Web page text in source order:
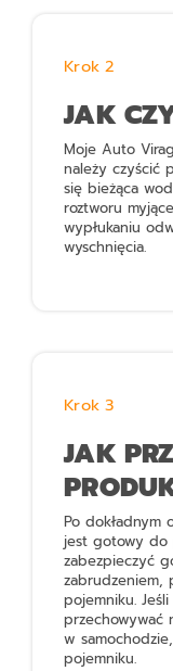
Krok 2
JAK
Moje Auto
należy czyścić
się bieżąca
roztworu
wypłukaniu
wyschnięcia.
Krok 3
JAK
Po dokładnym
jest gotowy do
zabezpieczyć
zabrudzeniem,
pojemniku.
przechowywać
w
pojemniku.